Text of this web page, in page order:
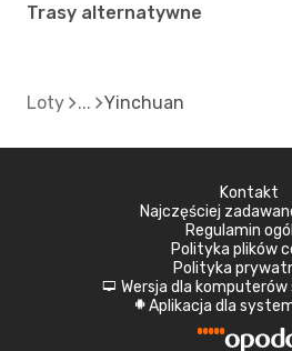
Trasy alternatywne
Loty Yinchuan
Kontakt
Najczęściej
Regulamin
Polityka plików
Polityka
d Wersja dla
A Aplikacja dla